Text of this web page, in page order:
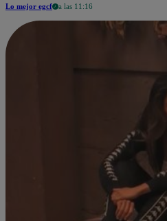
Lo mejor egcf a las 11:16